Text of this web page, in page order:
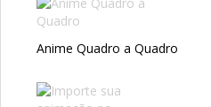
Anime Quadro a Quadro